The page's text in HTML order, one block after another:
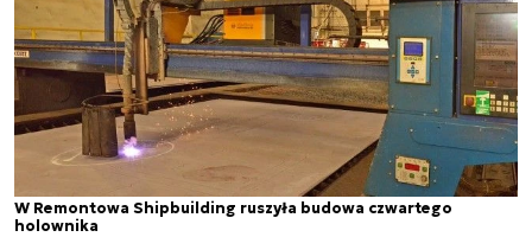
W Remontowa Shipbuilding ruszyła budowa czwartego
holownika